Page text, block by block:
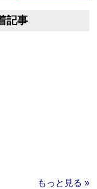
記事
もっと見る »